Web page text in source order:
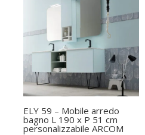
ELY 59 – Mobile arredo
bagno L 190 x P 51 cm
personalizzabile ARCOM